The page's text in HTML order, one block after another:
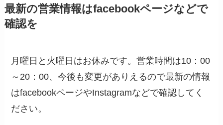
最新の営業情報はfacebookページなどで
確認を
月曜日と火曜日はお休みです。営業時間は10：00
～20：00、今後も変更がありえるので最新の情報
はfacebookページやInstagramなどで確認してく
ださい。